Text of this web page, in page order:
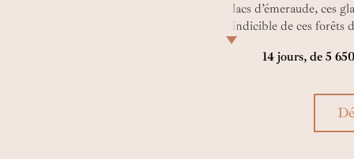
lacs d’émeraude, ces
indicible de ces forêts
rencontres avec la
rudes terres. Un
14 jours, de 5